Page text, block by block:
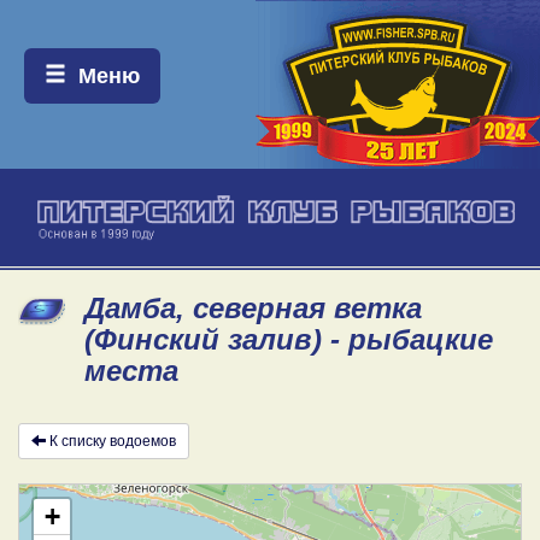
Меню:
Меню
Дамба, северная ветка
(Финский залив) - рыбацкие
места
К списку водоемов
+